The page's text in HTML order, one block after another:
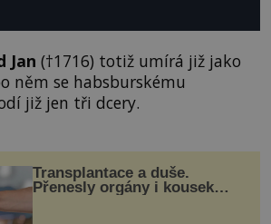
Jan (†1716) totiž umírá již jako
něm se habsburskému
již jen tři dcery.
Transplantace a duše.
Přenesly orgány i kousek